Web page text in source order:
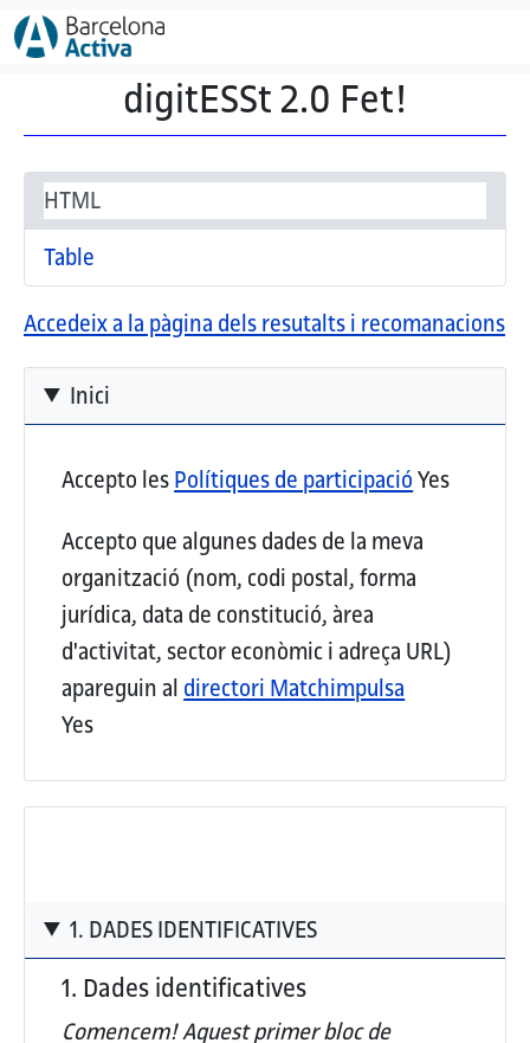
Vés al contingut
digitESSt 2.0 Fet!
Secondary tabs
HTML
(pestanya activa)
Table
Accedeix a la pàgina dels resutalts i recomanacions
Inici
Accepto lesPolítiques de participacióYes
Accepto que algunes dades de la meva
organització (nom, codi postal, forma
jurídica, data de constitució, àrea
d'activitat, sector econòmic i adreça URL)
apareguin al directori Matchimpulsa
Yes
1. DADES IDENTIFICATIVES
1. Dades identificatives
Comencem! Aquestprimer bloc de